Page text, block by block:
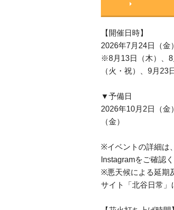
【開催日時】
2026年7月24日（金
※8月13日（木）、8
（火・祝）、9月23
▼予備日
2026年10月2日（金
（金）
※イベントの詳細は
Instagramをご確認く
※悪天候による延期
サイト「北谷日常」